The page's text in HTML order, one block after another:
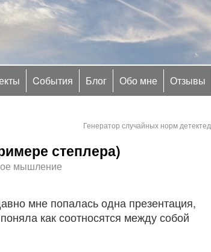
Cобытия Блог Обо мне Отзывы
Генератор случайных норм детектед
степлера)
мышление
мне попалась одна презентация,
как соотносятся между собой